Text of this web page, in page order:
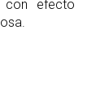
con efecto